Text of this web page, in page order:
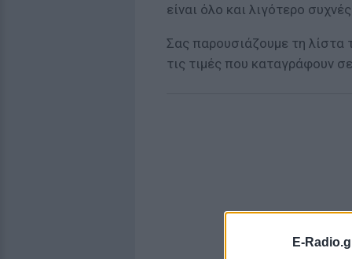
E-
είναι όλο και λιγότερο συχνές.
Σας παρουσιάζουμε τη λίστα
τις τιμές που καταγράφουν